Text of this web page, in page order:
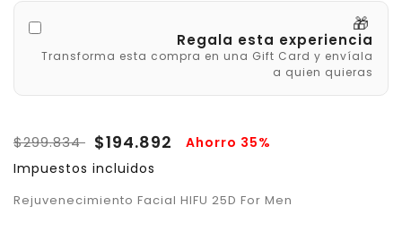
🎁
Regala esta experiencia
Transforma esta compra en una Gift Card y envíala
a quien quieras
$299.834 $194.892
Ahorro 35%
Impuestos incluidos
Rejuvenecimiento Facial HIFU 25D For Men